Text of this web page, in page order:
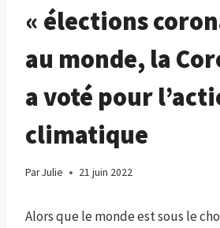
« élections
au monde, la
a voté pour
climatique
ParJulie 21 juin 2022
Alors que le monde est sous le